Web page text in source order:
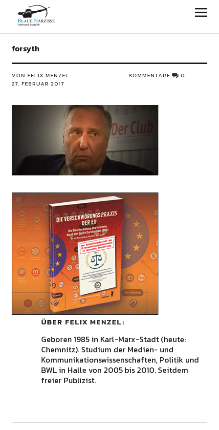
Blaue Narzisse
forsyth
VON FELIX MENZEL
27. FEBRUAR 2017
KOMMENTARE 0
ÜBER FELIX MENZEL
Geboren 1985 in Karl-Marx-Stadt (heute:
Chemnitz). Studium der Medien- und
Kommunikationswissenschaften, Politik und
BWL in Halle von 2005 bis 2010. Seitdem
freier Publizist.